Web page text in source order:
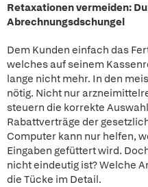
Retaxationen vermeiden:
Abrechnungsdschungel
Dem Kunden einfach das
welches auf seinem
lange nicht mehr. In den
nötig. Nicht nur
steuern die korrekte
Rabattverträge der
Computer kann nur helfen,
Eingaben gefüttert wird.
nicht eindeutig ist? Welche
die Tücke im Detail.